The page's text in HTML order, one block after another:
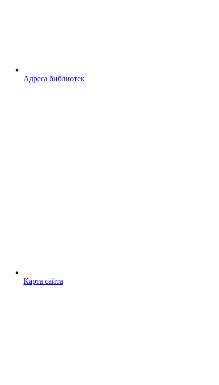
Адреса библиотек
Карта сайта